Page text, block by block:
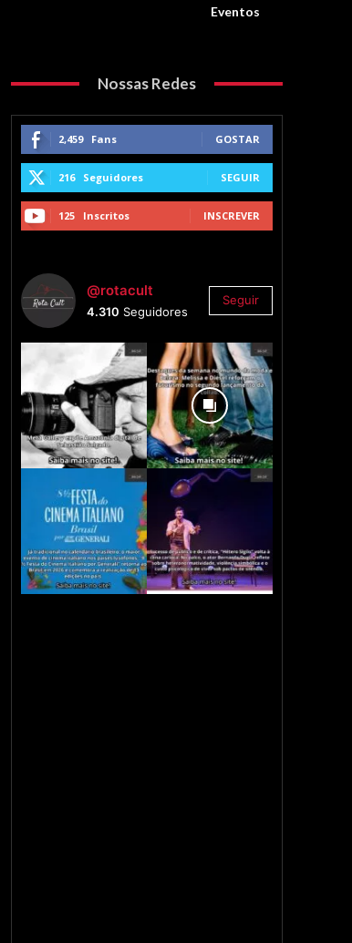
Eventos
Nossas Redes
2,459 Fans GOSTAR
216 Seguidores SEGUIR
125 Inscritos INSCREVER
@rotacult
4.310 Seguidores
Seguir